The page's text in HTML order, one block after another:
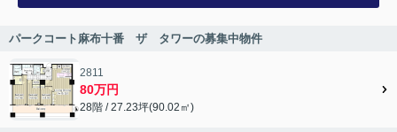
パークコート麻布十番 ザ タワーの募集中物件
2811
80万円
28階 / 27.23坪(90.02㎡)